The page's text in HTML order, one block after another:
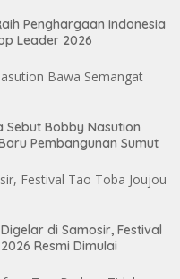
Penghargaan Indonesia
Leader 2026
Sebut Bobby Nasution
Pembangunan Sumut
di Samosir, Festival
Resmi Dimulai